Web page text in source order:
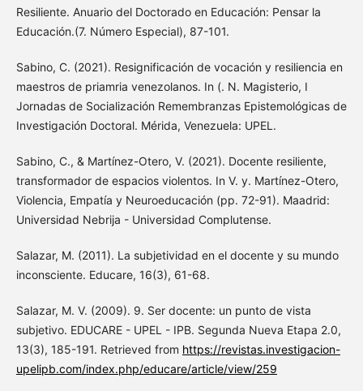
Resiliente. Anuario del Doctorado en Educación: Pensar la
Educación.(7. Número Especial), 87-101.
Sabino, C. (2021). Resignificación de vocación y resiliencia en
maestros de priamria venezolanos. In (. N. Magisterio, I
Jornadas de Socialización Remembranzas Epistemológicas de
Investigación Doctoral. Mérida, Venezuela: UPEL.
Sabino, C., & Martínez-Otero, V. (2021). Docente resiliente,
transformador de espacios violentos. In V. y. Martínez-Otero,
Violencia, Empatía y Neuroeducación (pp. 72-91). Maadrid:
Universidad Nebrija - Universidad Complutense.
Salazar, M. (2011). La subjetividad en el docente y su mundo
inconsciente. Educare, 16(3), 61-68.
Salazar, M. V. (2009). 9. Ser docente: un punto de vista
subjetivo. EDUCARE - UPEL - IPB. Segunda Nueva Etapa 2.0,
13(3), 185-191. Retrieved from https://revistas.investigacion-
upelipb.com/index.php/educare/article/view/259